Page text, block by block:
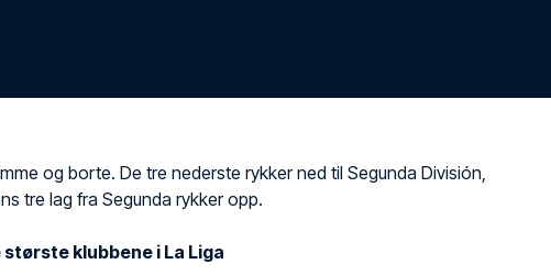
og borte. De tre nederste rykker ned til Segunda División,
tre lag fra Segunda rykker opp.
største klubbene i La Liga